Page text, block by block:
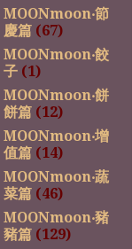
MOONmoon‧節
慶篇 (67)
MOONmoon‧餃
子 (1)
MOONmoon‧餅
餅篇 (12)
MOONmoon‧增
值篇 (14)
MOONmoon‧蔬
菜篇 (46)
MOONmoon‧豬
豬篇 (129)